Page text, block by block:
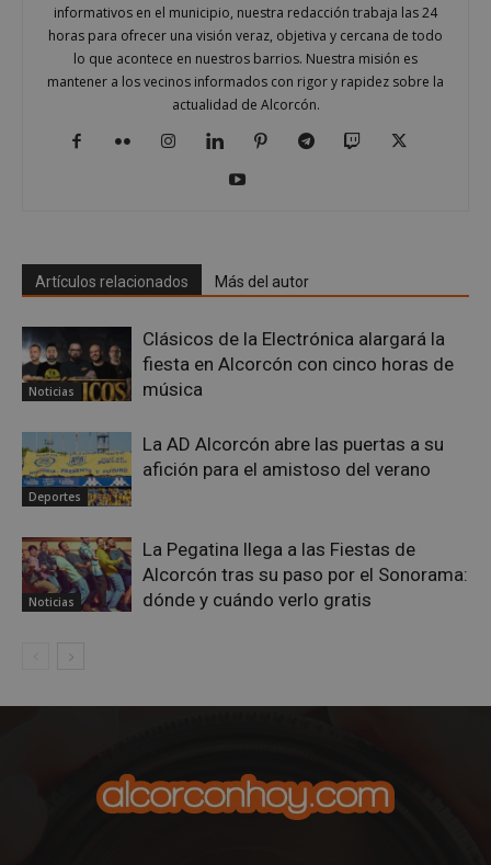
informativos en el municipio, nuestra redacción trabaja las 24
horas para ofrecer una visión veraz, objetiva y cercana de todo
lo que acontece en nuestros barrios. Nuestra misión es
mantener a los vecinos informados con rigor y rapidez sobre la
actualidad de Alcorcón.
Artículos relacionados Más del autor
Noticias
Clásicos de la Electrónica alargará la
fiesta en Alcorcón con cinco horas de
música
Deportes
La AD Alcorcón abre las puertas a su
afición para el amistoso del verano
Noticias
La Pegatina llega a las Fiestas de
Alcorcón tras su paso por el Sonorama:
dónde y cuándo verlo gratis
sp_landing
Spotify Inc.
.spotify.com
23 horas 59
VISITOR_PRIVACY_METADATA
YouTube
.youtube.com
semanas